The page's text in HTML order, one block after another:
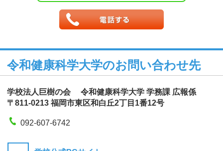
令和健康科学大学のお問い合わせ先
学校法人巨樹の会 令和健康科学大学 学務課 広報係
〒811-0213 福岡市東区和白丘2丁目1番12号
092-607-6742